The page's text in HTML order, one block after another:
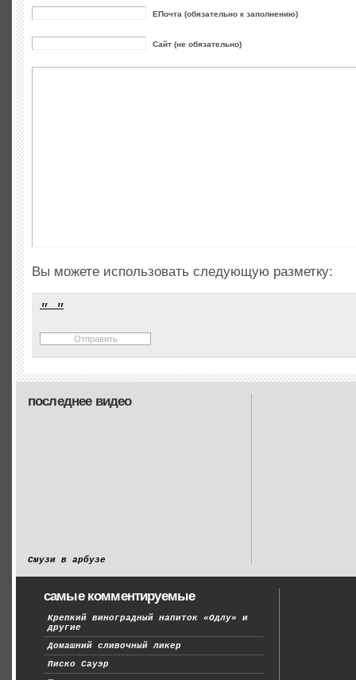
ЕПочта (обязательно к заполнению)
Сайт (не обязательно)
Вы можете использовать следующую разметку:
последнее видео
Смузи в арбузе
самые комментируемые
Крепкий виноградный напиток «Одлу» и
другие
Домашний сливочный ликер
Писко Сауэр